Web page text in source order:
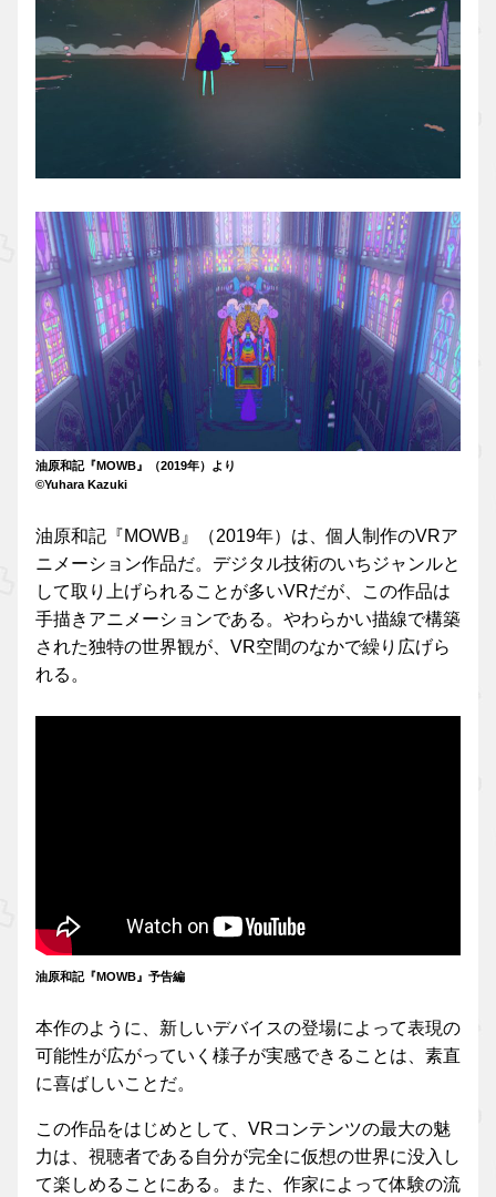
油原和記『MOWB』（2019年）より
©Yuhara Kazuki
油原和記『MOWB』（2019年）は、個人制作のVRア
ニメーション作品だ。デジタル技術のいちジャンルと
して取り上げられることが多いVRだが、この作品は
手描きアニメーションである。やわらかい描線で構築
された独特の世界観が、VR空間のなかで繰り広げら
れる。
油原和記『MOWB』予告編
本作のように、新しいデバイスの登場によって表現の
可能性が広がっていく様子が実感できることは、素直
に喜ばしいことだ。
この作品をはじめとして、VRコンテンツの最大の魅
力は、視聴者である自分が完全に仮想の世界に没入し
て楽しめることにある。また、作家によって体験の流